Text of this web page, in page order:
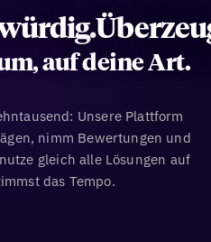
auf deine Art.
Unsere Plattform
nimm Bewertungen und
gleich alle Lösungen auf
das Tempo.